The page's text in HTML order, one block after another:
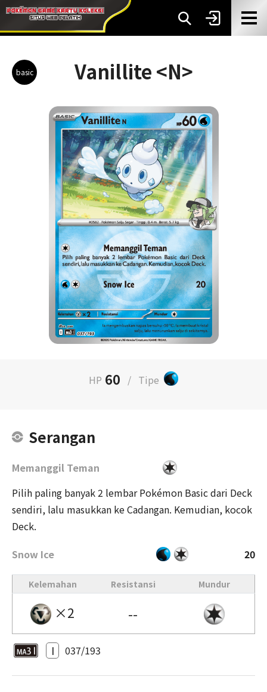
basic Vanillite <N>
HP 60 / Tipe
Serangan
Memanggil Teman
Pilih paling banyak 2 lembar Pokémon Basic dari Deck
sendiri, lalu masukkan ke Cadangan. Kemudian, kocok
Deck.
Snow Ice
20
Kelemahan Resistansi Mundur
×2 --
I 037/193